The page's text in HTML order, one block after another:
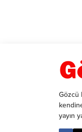
Gözcü
yayın